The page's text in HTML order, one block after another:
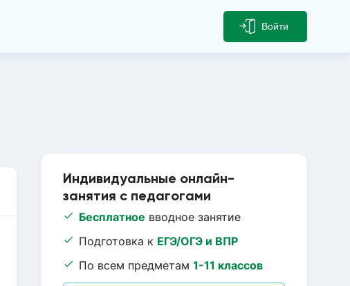
Войти
Индивидуальные онлайн-
занятия с педагогами
Бесплатное вводное занятие
Подготовка к ЕГЭ/ОГЭ и ВПР
По всем предметам 1-11 классов